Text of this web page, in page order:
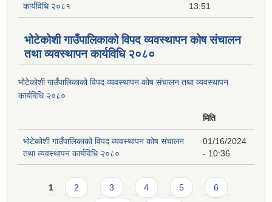
कार्यविधि २०८१
13:51
भोटेकोशी गाउँपालिकाको विपद व्यवस्थापन कोष संचालन
तथा व्यवस्थापन कार्यविधि २०८०
भोटेकोशी गाउँपालिकाको विपद व्यवस्थापन कोष संचालन तथा व्यवस्थापन
कार्यविधि २०८०
मिति
भोटेकोशी गाउँपालिकाको विपद व्यवस्थापन कोष संचालन
तथा व्यवस्थापन कार्यविधि २०८०
01/16/2024
- 10:36
Pages
1 2 3 4 5 6